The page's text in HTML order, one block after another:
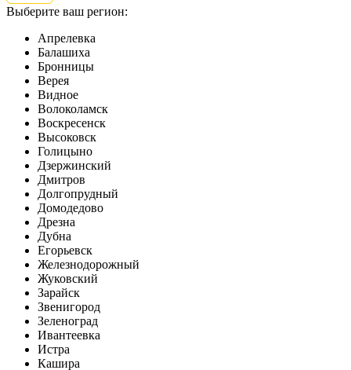
Выберите ваш регион:
Апрелевка
Балашиха
Бронницы
Верея
Видное
Волоколамск
Воскресенск
Высоковск
Голицыно
Дзержинский
Дмитров
Долгопрудный
Домодедово
Дрезна
Дубна
Егорьевск
Железнодорожный
Жуковский
Зарайск
Звенигород
Зеленоград
Ивантеевка
Истра
Кашира